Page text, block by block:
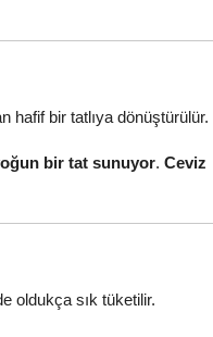
hafif bir tatlıya dönüştürülür.
bir tat sunuyor. Ceviz
oldukça sık tüketilir.